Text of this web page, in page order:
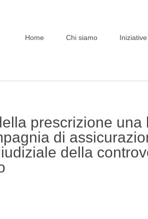
Home Chi siamo
prescrizione
di
della